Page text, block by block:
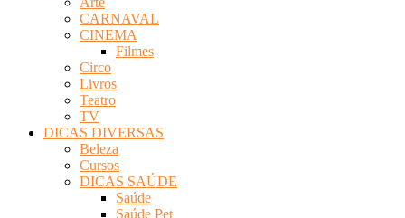
CARNAVAL
CINEMA
Filmes
Circo
Livros
Teatro
TV
DICAS DIVERSAS
Beleza
Cursos
DICAS SAÚDE
Saúde
Saúde Pet